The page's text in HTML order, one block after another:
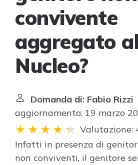
convivente
aggregato
Nucleo?
Domanda di: Fabio Rizzi
aggiornamento: 19 marzo
Valutazione:
Infatti in presenza di
non conviventi, il genitore